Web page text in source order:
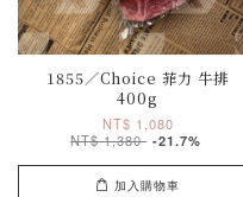
1855／Choice 菲力 牛排
400g
NT$ 1,080
NT$ 1,380 -21.7%
加入購物車